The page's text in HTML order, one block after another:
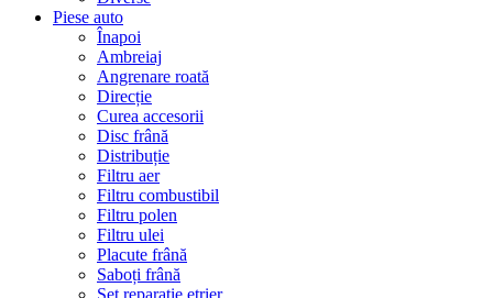
Piese auto
Înapoi
Ambreiaj
Angrenare roată
Direcție
Curea accesorii
Disc frână
Distribuție
Filtru aer
Filtru combustibil
Filtru polen
Filtru ulei
Placute frână
Saboți frână